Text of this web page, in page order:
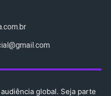
global. Seja parte